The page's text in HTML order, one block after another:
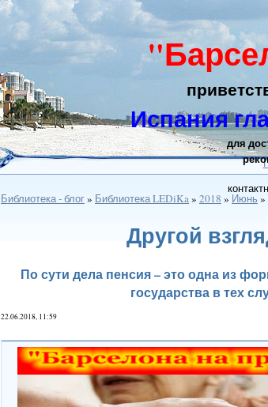
Испания
для
Библиотека - блог» Библиотека LEDiKa» 2018 » Июнь »
Другой
По сути дела пенсия – это одна из
государства в тех
22.06.2018, 11:59